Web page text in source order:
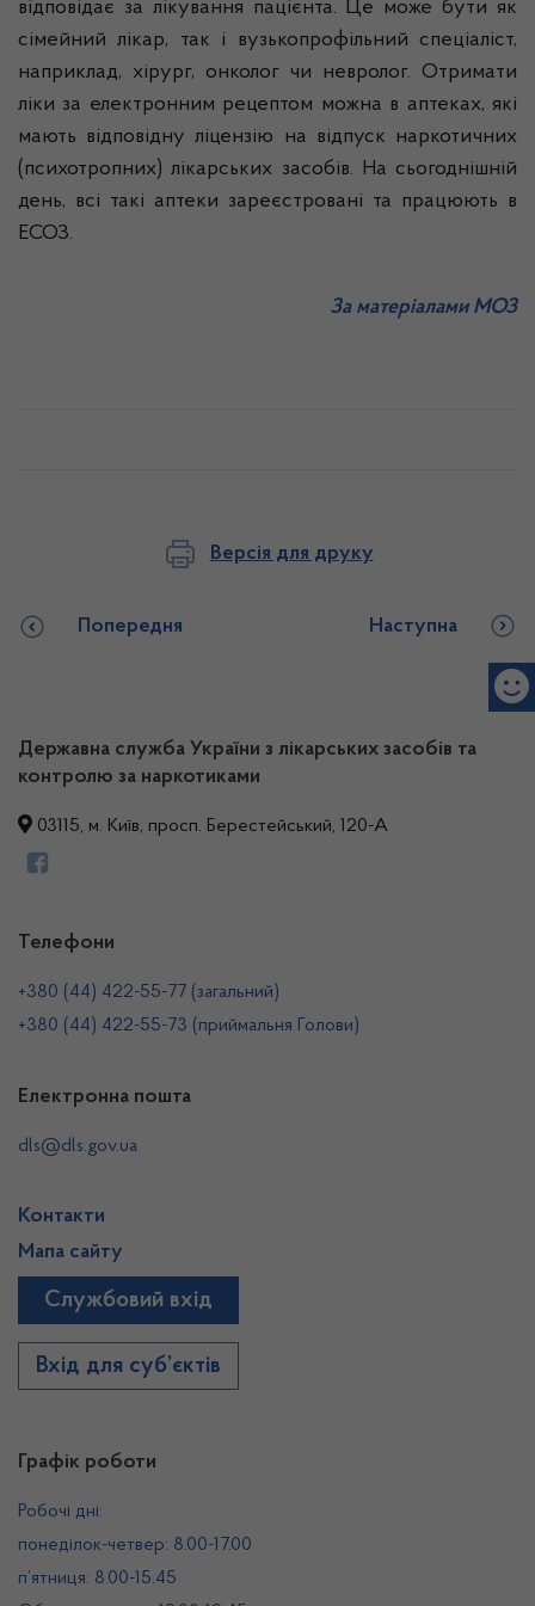
відповідає за лікування пацієнта. Це може бути як
сімейний лікар, так і вузькопрофільний спеціаліст,
наприклад, хірург, онколог чи невролог. Отримати
ліки за електронним рецептом можна в аптеках, які
мають відповідну ліцензію на відпуск наркотичних
(психотропних) лікарських засобів. На сьогоднішній
день, всі такі аптеки зареєстровані та працюють в
ЕСОЗ.
За матеріалами МОЗ
Версія для друку
Попередня Наступна
Державна служба України з лікарських засобів та
контролю за наркотиками
03115, м. Київ, просп. Берестейський, 120-А
Графік роботи
Робочі дні:
понеділок-четвер: 8.00-17.00
п’ятниця: 8.00-15.45
Телефони
+380 (44) 422-55-77 (загальний)
+380 (44) 422-55-73 (приймальня Голови)
Електронна пошта
dls@dls.gov.ua
Контакти
Мапа сайту
Службовий вхід
Вхід для суб’єктів